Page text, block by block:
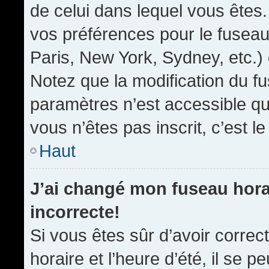
de celui dans lequel vous
vos préférences pour le
Paris, New York, Sydney,
Notez que la modification du
paramètres n’est accessible
vous n’êtes pas inscrit, c’est
Haut
J’ai changé mon fuseau
incorrecte!
Si vous êtes sûr d’avoir
horaire et l’heure d’été, il se